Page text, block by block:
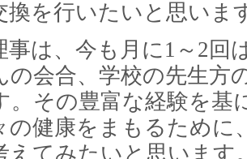
換を行いたいと思いま
事は、今も月に1～2回
の会合、学校の先生方
。その豊富な経験を基
の健康をまもるために
えてみたいと思います